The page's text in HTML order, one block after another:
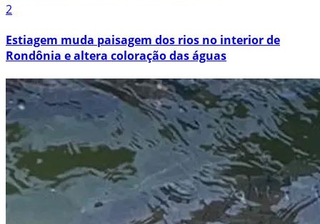
2
Estiagem muda paisagem dos rios no interior de
Rondônia e altera coloração das águas